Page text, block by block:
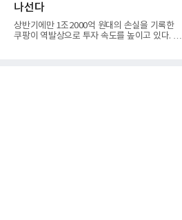
나선다
상반기에만 1조2000억 원대의 손실을 기록한
쿠팡이 역발상으로 투자 속도를 높이고 있다. 이